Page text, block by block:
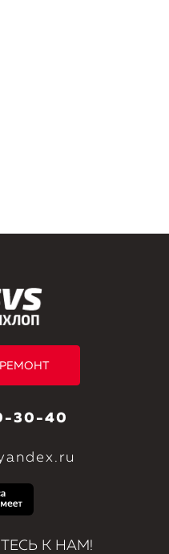
30-40
К НАМ!